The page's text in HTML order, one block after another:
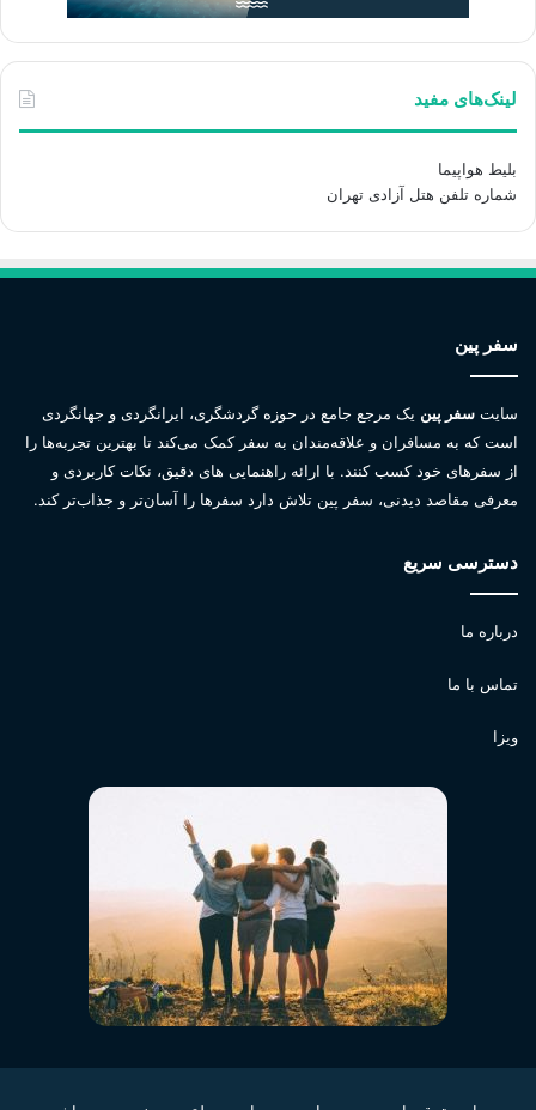
لینک‌های مفید
بلیط هواپیما
شماره تلفن هتل آزادی تهران
سفر پین
سایت سفر پین یک مرجع جامع در حوزه گردشگری، ایرانگردی و جهانگردی
است که به مسافران و علاقه‌مندان به سفر کمک می‌کند تا بهترین تجربه‌ها را
از سفرهای خود کسب کنند. با ارائه راهنمایی های دقیق، نکات کاربردی و
معرفی مقاصد دیدنی، سفر پین تلاش دارد سفرها را آسان‌تر و جذاب‌تر کند.
دسترسی سریع
درباره ما
تماس با ما
ویزا